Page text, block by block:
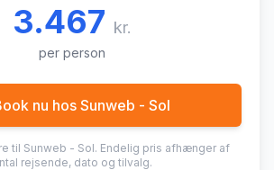
3.467 kr.
per person
nu hos Sunweb - Sol
til Sunweb - Sol. Endelig pris afhænger af
rejsende, dato og tilvalg.